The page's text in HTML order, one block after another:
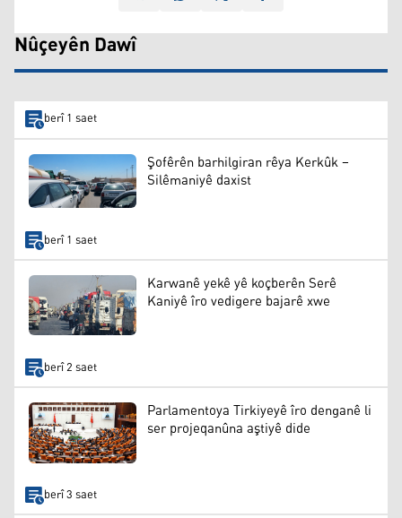
Nûçeyên Dawî
berî 1 saet
Şofêrên barhilgiran rêya Kerkûk –
Silêmaniyê daxist
berî 1 saet
Karwanê yekê yê koçberên Serê
Kaniyê îro vedigere bajarê xwe
berî 2 saet
Parlamentoya Tirkiyeyê îro denganê li
ser projeqanûna aştiyê dide
berî 3 saet